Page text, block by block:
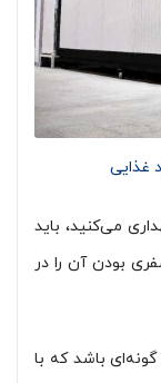
غذایی
می‌کنید، باید
بودن آن را در
باشد که با